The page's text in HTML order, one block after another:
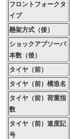
フロントフォークタ
イプ
懸架方式（後）
ショックアブソーバ
本数（後）
タイヤ（前）
タイヤ（前）構造名
タイヤ（前）荷重指
数
タイヤ（前）速度記
号